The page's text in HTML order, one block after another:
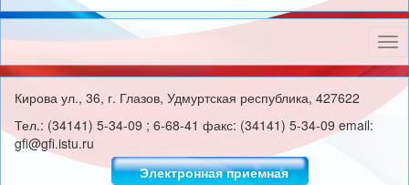
Кирова ул., 36, г. Глазов, Удмуртская республика, 427622
Тел.: (34141) 5-34-09 ; 6-68-41 факс: (34141) 5-34-09 email:
gfi@gfi.istu.ru
Электронная приемная